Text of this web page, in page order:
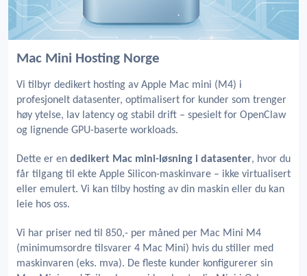
Mac Mini Hosting Norge
Vi tilbyr dedikert hosting av Apple Mac mini (M4) i
profesjonelt datasenter, optimalisert for kunder som trenger
høy ytelse, lav latency og stabil drift – spesielt for OpenClaw
og lignende GPU-baserte workloads.
Dette er en dedikert Mac mini-løsning i datasenter, hvor du
får tilgang til ekte Apple Silicon-maskinvare – ikke virtualisert
eller emulert. Vi kan tilby hosting av din maskin eller du kan
leie hos oss.
Vi har priser ned til 850,- per måned per Mac Mini M4
(minimumsordre tilsvarer 4 Mac Mini) hvis du stiller med
maskinvaren (eks. mva). De fleste kunder konfigurerer sin